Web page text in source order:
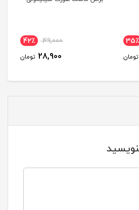
35٪
تومان
49,000 42٪
28,900 تومان